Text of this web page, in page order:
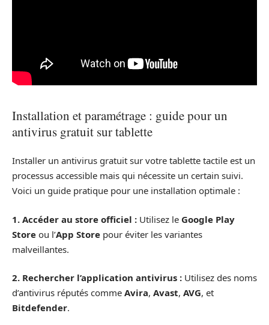
Installation et paramétrage : guide pour un
antivirus gratuit sur tablette
Installer un antivirus gratuit sur votre tablette tactile est un
processus accessible mais qui nécessite un certain suivi.
Voici un guide pratique pour une installation optimale :
1. Accéder au store officiel : Utilisez le Google Play
Store ou l’App Store pour éviter les variantes
malveillantes.
2. Rechercher l’application antivirus : Utilisez des noms
d’antivirus réputés comme Avira, Avast, AVG, et
Bitdefender.